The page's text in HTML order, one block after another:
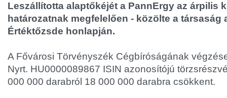
Leszállította alaptőkéjét a PannErgy az árpilis
határozatnak megfelelően - közölte a társaság
Értéktőzsde honlapján.
A Fővárosi Törvényszék Cégbíróságának
Nyrt. HU0000089867 ISIN azonosítójú
000 000 darabról 18 000 000 darabra csökkent.